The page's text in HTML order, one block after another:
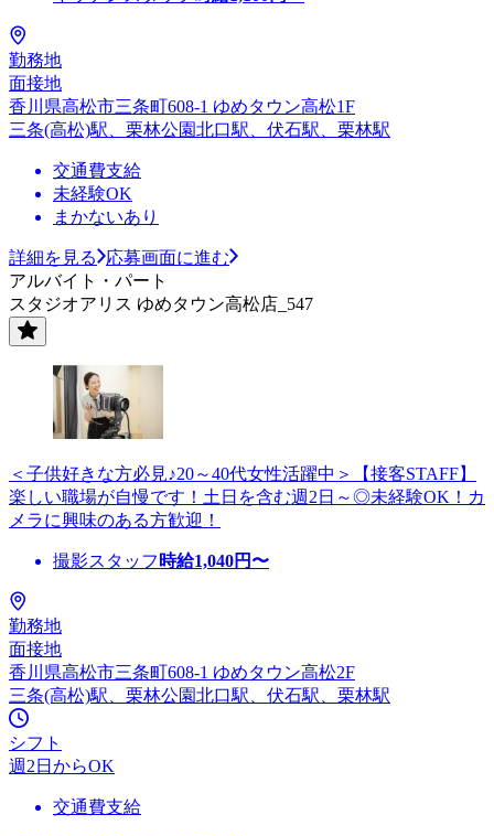
勤務地
面接地
香川県高松市三条町608-1 ゆめタウン高松1F
三条(高松)駅、栗林公園北口駅、伏石駅、栗林駅
交通費支給
未経験OK
まかないあり
詳細を見る
応募画面に進む
アルバイト・パート
スタジオアリス ゆめタウン高松店_547
＜子供好きな方必見♪20～40代女性活躍中＞【接客STAFF】
楽しい職場が自慢です！土日を含む週2日～◎未経験OK！カ
メラに興味のある方歓迎！
撮影スタッフ 時給1,040円〜
勤務地
面接地
香川県高松市三条町608-1 ゆめタウン高松2F
三条(高松)駅、栗林公園北口駅、伏石駅、栗林駅
シフト
週2日からOK
交通費支給